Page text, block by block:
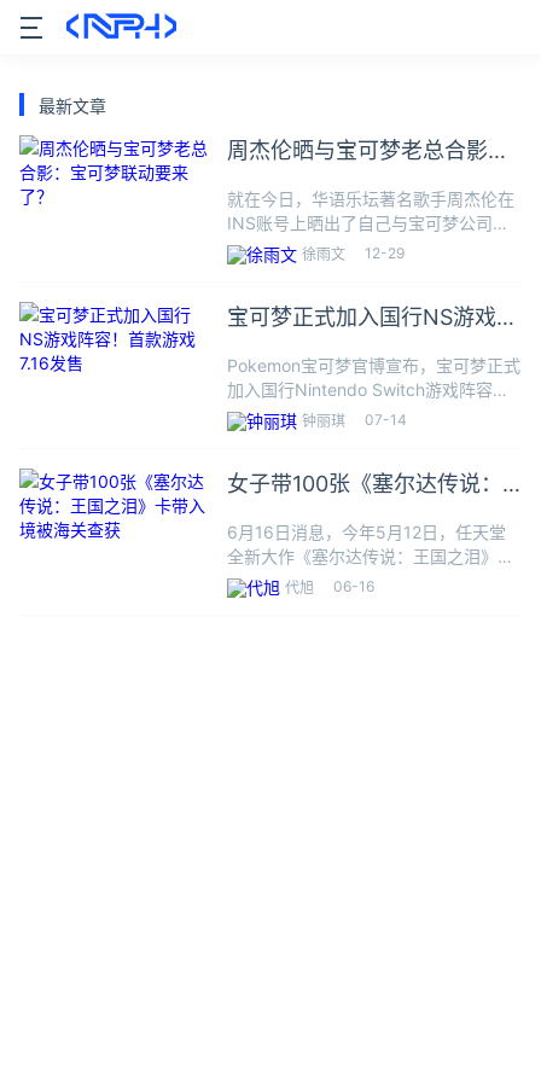
最新文章
周杰伦晒与宝可梦老总合影：
就在今日，华语乐坛著名歌手周杰伦在
INS账号上晒出了自己与宝可梦公司社
长石原恒和一家人的合照。周董还在文
中提到，自己从石原恒和社招的手里获
评论区的网友们都纷纷猜测，周
徐雨文 12-29
宝可梦正式加入国行NS游戏阵
Pokemon宝可梦官博宣布，宝可梦正式
加入国行Nintendo Switch游戏阵容，
《新宝可梦随乐拍》《宝可梦大集结》
《宝可梦 走吧！皮卡丘》和《宝可梦
上市发售
钟丽琪 07-14
女子带100张《塞尔达传说：
获
6月16日消息，今年5月12日，任天堂
全新大作《塞尔达传说：王国之泪》真
是发售，一个多月过去了，购买游戏卡
带的玩家收到货了吗？今日，据海关总
代旭 06-16